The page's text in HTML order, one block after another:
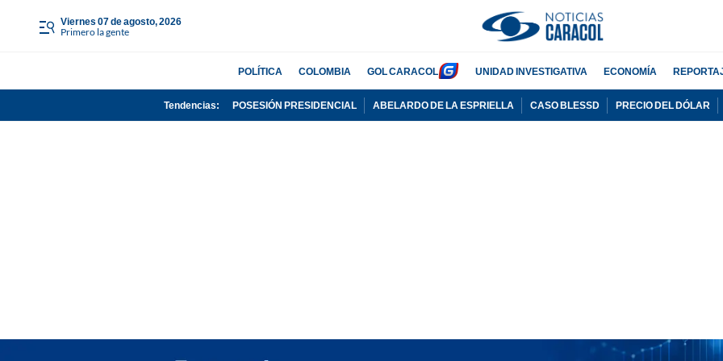
viernes 07 de agosto, 2026
Primero la gente
POLÍTICA COLOMBIA GOL CARACOL UNIDAD INVESTIGATIVA ECONOMÍA
Tendencias: POSESIÓN PRESIDENCIAL ABELARDO DE LA ESPRIELLA CASO BLESSD PRECIO DEL DÓLAR